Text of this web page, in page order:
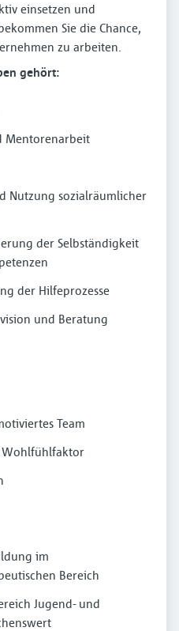
einsetzen und
Sie die Chance,
zu arbeiten.
gehört:
Mentorenarbeit
Nutzung sozialräumlicher
der Selbständigkeit
der Hilfeprozesse
und Beratung
Team
im
Bereich
Jugend- und